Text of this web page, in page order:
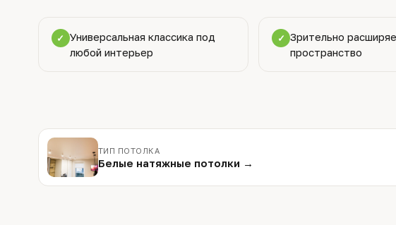
✓
Универсальная классика под
любой интерьер
✓ Зрительно
пространство
ТИП ПОТОЛКА
Белые натяжные потолки →